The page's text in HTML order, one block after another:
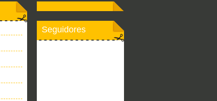
Seguidores